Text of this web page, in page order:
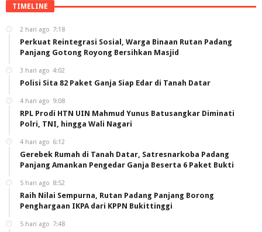
TIMELINE
2 hari ago 7:18
Perkuat Reintegrasi Sosial, Warga Binaan Rutan Padang
Panjang Gotong Royong Bersihkan Masjid
3 hari ago 4:02
Polisi Sita 82 Paket Ganja Siap Edar di Tanah Datar
4 hari ago 9:08
RPL Prodi HTN UIN Mahmud Yunus Batusangkar Diminati
Polri, TNI, hingga Wali Nagari
4 hari ago 6:12
Gerebek Rumah di Tanah Datar, Satresnarkoba Padang
Panjang Amankan Pengedar Ganja Beserta 6 Paket Bukti
5 hari ago 8:52
Raih Nilai Sempurna, Rutan Padang Panjang Borong
Penghargaan IKPA dari KPPN Bukittinggi
5 hari ago 7:48